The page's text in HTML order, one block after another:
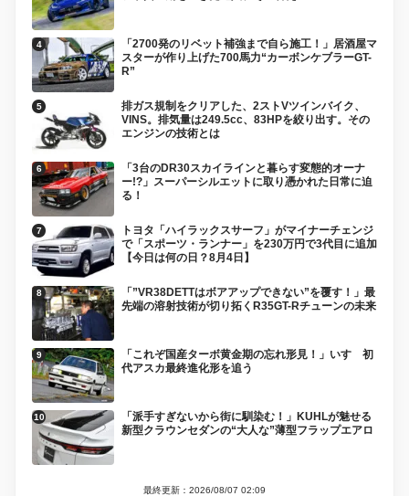
「2700発のリベット補強まで自ら施工！」居酒屋マ
スターが作り上げた700馬力“カーボンケブラーGT-
R”
排ガス規制をクリアした、2ストVツインバイク、
VINS。排気量は249.5cc、83HPを絞り出す。その
エンジンの技術とは
「3台のDR30スカイラインと暮らす変態的オーナ
ー!?」スーパーシルエットに取り憑かれた日常に迫
る！
トヨタ「ハイラックスサーフ」がマイナーチェンジ
で「スポーツ・ランナー」を230万円で3代目に追加
【今日は何の日？8月4日】
「”VR38DETTはボアアップできない”を覆す！」最
先端の溶射技術が切り拓くR35GT-Rチューンの未来
「これぞ国産ターボ黄金期の忘れ形見！」いすゞ初
代アスカ最終進化形を追う
「派手すぎないから街に馴染む！」KUHLが魅せる
新型クラウンセダンの“大人な”薄型フラップエアロ
最終更新：2026/08/07 02:09